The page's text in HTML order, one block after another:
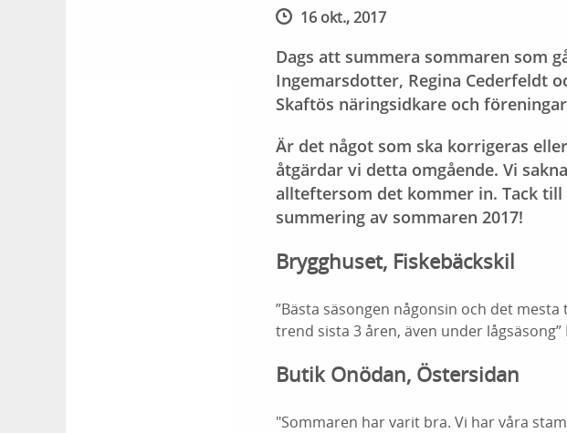
16 okt., 2017
Dags att summera sommaren som
Ingemarsdotter, Regina Cederfeldt
Skaftös näringsidkare och
Är det något som ska korrigeras
åtgärdar vi detta omgående. Vi
allteftersom det kommer in. Tack
summering av sommaren 2017!
Brygghuset, Fiskebäckskil
”Bästa säsongen någonsin och det
trend sista 3 åren, även under lågsäsong”
Butik Onödan, Östersidan
"Sommaren har varit bra. Vi har våra